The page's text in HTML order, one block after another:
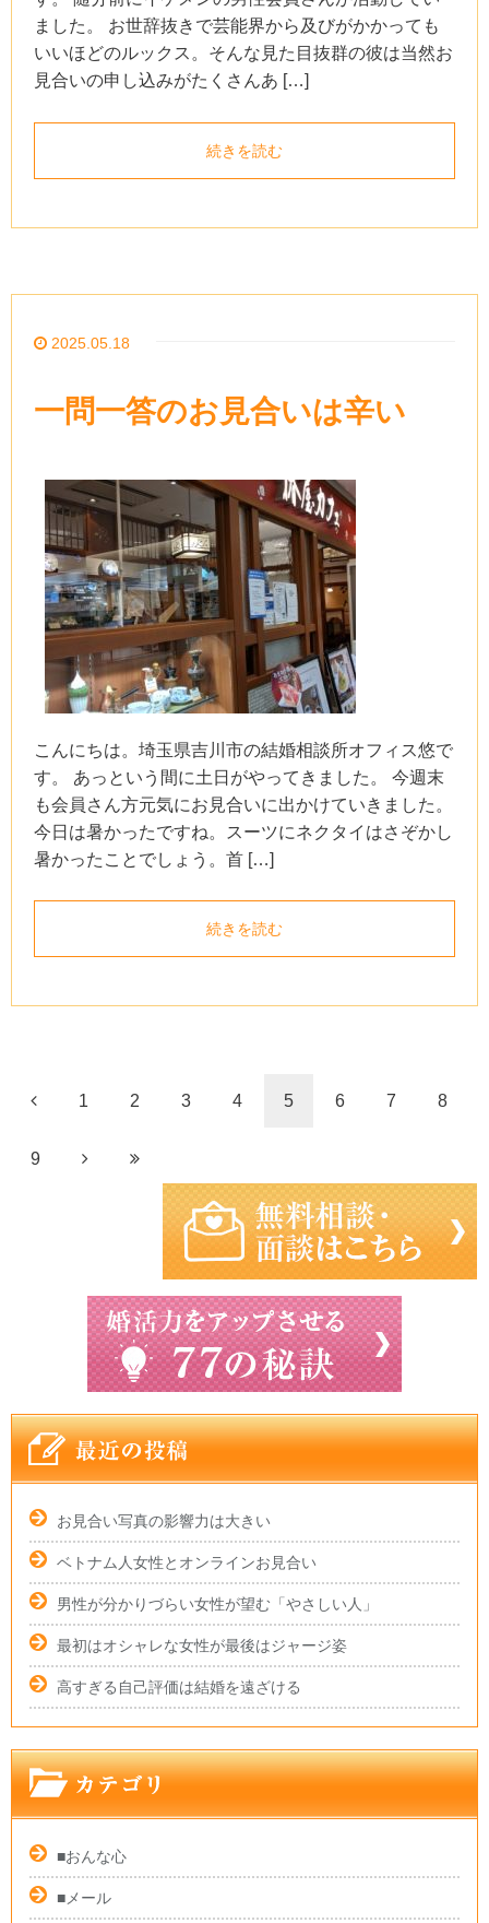
ました。 お世辞抜きで芸能界から及びがかかっても
いいほどのルックス。そんな見た目抜群の彼は当然お
見合いの申し込みがたくさんあ […]
続きを読む
2025.05.18
一問一答のお見合いは辛い
こんにちは。埼玉県吉川市の結婚相談所オフィス悠で
す。 あっという間に土日がやってきました。 今週末
も会員さん方元気にお見合いに出かけていきました。
今日は暑かったですね。スーツにネクタイはさぞかし
暑かったことでしょう。首 […]
続きを読む
1 2 3 4 5 6 7 8
9
お見合い写真の影響力は大きい
ベトナム人女性とオンラインお見合い
男性が分かりづらい女性が望む「やさしい人」
最初はオシャレな女性が最後はジャージ姿
高すぎる自己評価は結婚を遠ざける
■おんな心
■メール